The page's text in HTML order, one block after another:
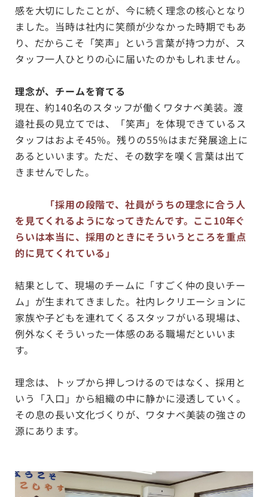
感を大切にしたことが、今に続く理念の核心となり
ました。当時は社内に笑顔が少なかった時期でもあ
り、だからこそ「笑声」という言葉が持つ力が、ス
タッフ一人ひとりの心に届いたのかもしれません。
理念が、チームを育てる
現在、約140名のスタッフが働くワタナベ美装。渡
邉社長の見立てでは、「笑声」を体現できているス
タッフはおよそ45%。残りの55%はまだ発展途上に
あるといいます。ただ、その数字を嘆く言葉は出て
きませんでした。
「採用の段階で、社員がうちの理念に合う人
を見てくれるようになってきたんです。ここ10年ぐ
らいは本当に、採用のときにそういうところを重点
的に見てくれている」
結果として、現場のチームに「すごく仲の良いチー
ム」が生まれてきました。社内レクリエーションに
家族や子どもを連れてくるスタッフがいる現場は、
例外なくそういった一体感のある職場だといいま
す。
理念は、トップから押しつけるのではなく、採用と
いう「入口」から組織の中に静かに浸透していく。
その息の長い文化づくりが、ワタナベ美装の強さの
源にあります。